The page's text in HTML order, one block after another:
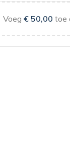
Voeg € 50,00 toe